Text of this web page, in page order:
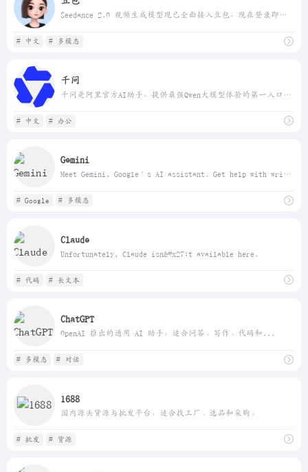
Seedance 2.0 视频生成模型现已全面接入豆包，现在登录即可免费使用！豆包 是你的 AI 聊天智能对话问答助手，写作文案翻译编程工具。豆包为你答疑解惑，提供灵感，辅助创作，也可以和你畅聊任何你感兴趣的话题
# 中文 # 多模态
千问
千问是阿里官方AI助手，提供最强Qwen大模型体验的第一入口，助力你的工作、学习、生活。 支持 AI 搜索、网页总结、AI PPT、AI 生图、PPT 创作和录音纪要，让创作、汇报、调研、分析更高效。
# 中文 # 办公
Gemini
Meet Gemini, Google’s AI assistant. Get help with writing, planning, brainstorming, and more. Experience the power of generative AI.
# Google # 多模态
Claude
Unfortunately, Claude isn&#x27;t available here.
# 代码 # 长文本
ChatGPT
OpenAI 推出的通用 AI 助手，适合问答、写作、代码和...
# 多模态 # 对话
1688
国内源头货源与批发平台，适合找工厂、选品和采购。
# 批发 # 货源